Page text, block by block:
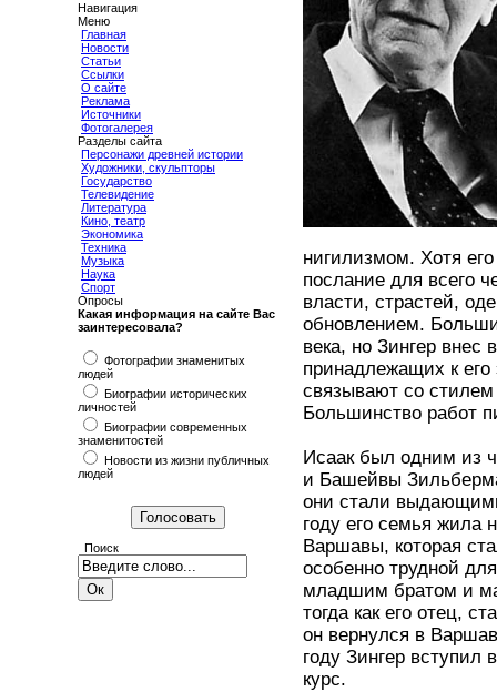
Навигация
Меню
Главная
Новости
Статьи
Ссылки
О сайте
Реклама
Источники
Фотогалерея
Разделы сайта
Персонажи древней истории
Художники, скульпторы
Государство
Телевидение
Литература
Кино, театр
Экономика
Техника
Музыка
Наука
Спорт
Опросы
Какая информация на сайте Вас
заинтересовала?
Фотографии знаменитых
людей
Биографии исторических
личностей
Биографии современных
знаменитостей
Новости из жизни публичных
людей
Поиск
нигилизмом. Хотя
послание для всего
власти, страстей,
обновлением.
века, но Зингер
принадлежащих к
связывают со
Большинство работ
Исаак был одним из
и Башейвы
они стали
году его семья жила
Варшавы, которая
особенно трудной
младшим братом и
тогда как его отец,
он вернулся в
году Зингер вступил
курс.